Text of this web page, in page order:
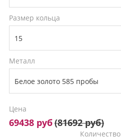
Размер кольца
Металл
Цена
69438 руб(81692 руб)
Количество